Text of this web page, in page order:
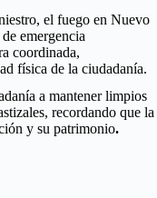
el fuego en Nuevo
emergencia
coordinada,
física de la ciudadanía.
a mantener limpios
recordando que la
y su patrimonio.